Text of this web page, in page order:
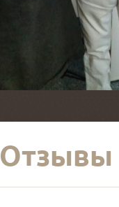
Отзывы